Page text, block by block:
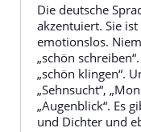
Die deutsche
akzentuiert. Sie
emotionslos.
„schön
„schön klingen“.
„Sehnsucht“,
„Augenblick“. Es
und Dichter und